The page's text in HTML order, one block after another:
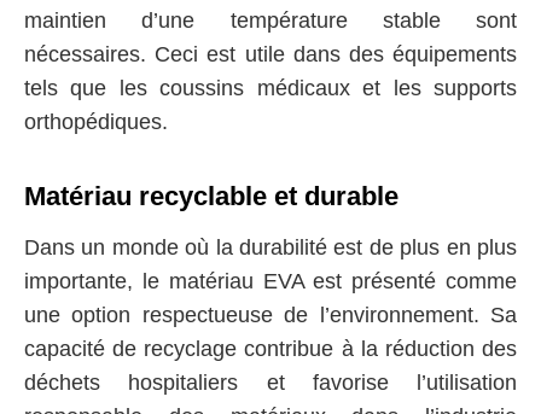
maintien d’une température stable sont
nécessaires. Ceci est utile dans des équipements
tels que les coussins médicaux et les supports
orthopédiques.
Matériau recyclable et durable
Dans un monde où la durabilité est de plus en plus
importante, le matériau EVA est présenté comme
une option respectueuse de l’environnement. Sa
capacité de recyclage contribue à la réduction des
déchets hospitaliers et favorise l’utilisation